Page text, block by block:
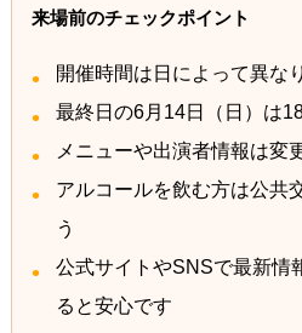
来場前のチェックポイント
開催時間は日によって異な
最終日の6月14日（日）は
メニューや出演者情報は変
アルコールを飲む方は公共
う
公式サイトやSNSで最新情
ると安心です